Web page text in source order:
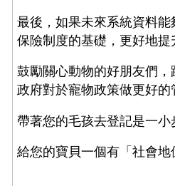
最後，如果未來系統資料
保險制度的基礎，更好地
鼓勵關心動物的好朋友們
政府對於寵物政策做更好
帶著您的毛孩去登記是一
給您的寶貝一個有「社會